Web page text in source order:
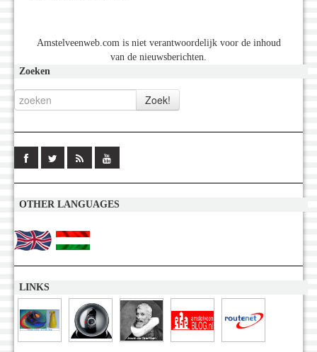
Amstelveenweb.com is niet verantwoordelijk voor de inhoud
van de nieuwsberichten.
Zoeken
OTHER LANGUAGES
LINKS